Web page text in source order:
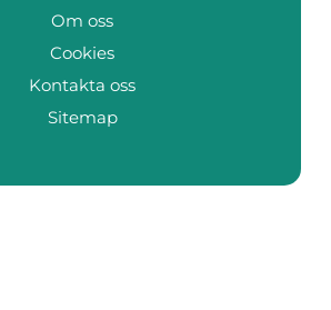
Om oss
Cookies
Kontakta oss
Sitemap